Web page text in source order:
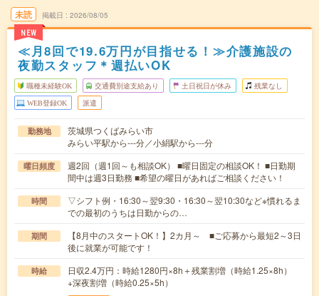
未読
NEW
掲載日 2026/08/05
≪月8回で19.6万円が目指せる！≫介護施設の
夜勤スタッフ＊週払いOK
職種未経験OK 交通費別途支給あり 土日祝日が休み 残業なし
WEB登録OK 派遣
勤務地
茨城県つくばみらい市
みらい平駅から---分／小絹駅から---分
曜日頻度
週2回（週1回～も相談OK） ■曜日固定の相談OK！ ■日勤期
間中は週3日勤務 ■希望の曜日があればご相談ください！
時間
▽シフト例・16:30～翌9:30・16:30～翌10:30など※慣れるま
での最初のうちは日勤からの…
期間
【8月中のスタートOK！】2カ月～ ■ご応募から最短2～3日
後に就業が可能です！
時給
日収2.4万円：時給1280円×8h＋残業割増（時給1.25×8h）
+深夜割増（時給0.25×5h）